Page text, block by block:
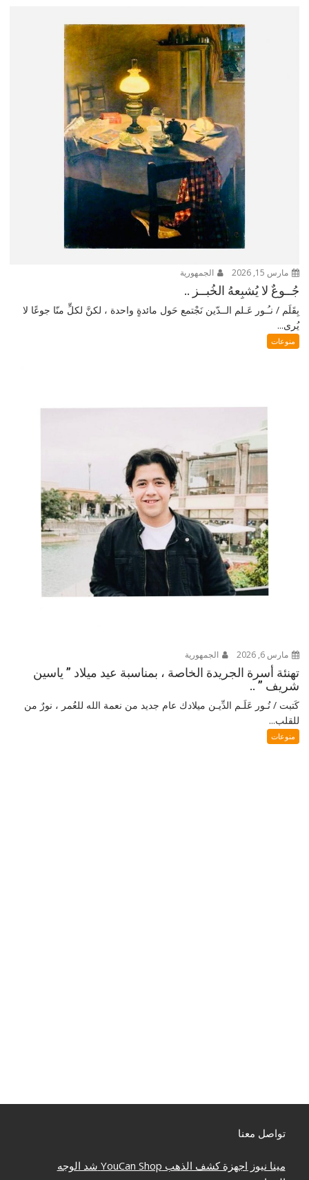
مارس 15, 2026 الجمهورية
جُــوعٌ لا يُشبِعهُ الخُبــز ..
بِقَلَم / نـُـور عَـلم الــدّين نَجْتمع حَول مائدةٍ واحدة ، لكنَّ لكلٍّ منّا جوعًا لا
يُرى...
منوعات
مارس 6, 2026 الجمهورية
تهنئة أسرة الجريدة الخاصة ، بمناسبة عيد ميلاد ” ياسين
شريف ” ..
كَتبت / نُـور عَلَـم الدِّيـن ميلادك عام جديد من نعمة الله للعُمر ، نورٌ من
للقلب...
منوعات
تواصل معنا
مينا نيوز اجهزة كشف الذهب YouCan Shop شد الوجه